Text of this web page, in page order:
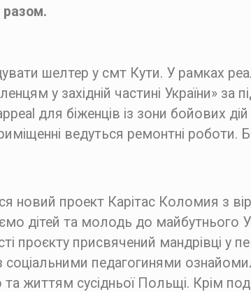
шелтер у смт Кути. У рамках
у західній частині України» за
для біженців із зони бойових
ведуться ремонтні роботи.
новий проект Карітас Коломия з
дітей та молодь до майбутнього
проєкту присвячений мандрівці у
соціальними педагогинями
життям сусідньої Польщі. Крім